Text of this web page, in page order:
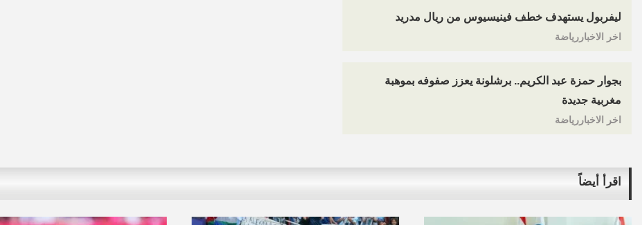
ليفربول يستهدف خطف فينيسيوس من ريال مدريد
اخر الاخباررياضة
بجوار حمزة عبد الكريم.. برشلونة يعزز صفوفه بموهبة
مغربية جديدة
اخر الاخباررياضة
اقرأ أيضاً